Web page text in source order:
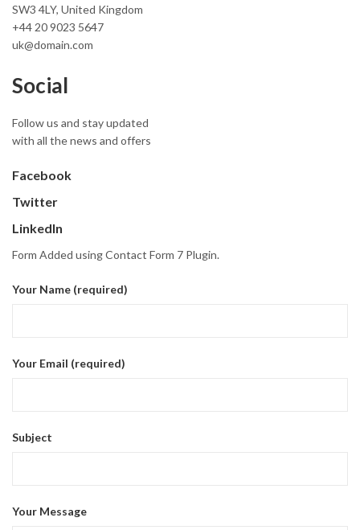
SW3 4LY, United Kingdom
+44 20 9023 5647
uk@domain.com
Social
Follow us and stay updated
with all the news and offers
Facebook
Twitter
LinkedIn
Form Added using Contact Form 7 Plugin.
Your Name (required)
Your Email (required)
Subject
Your Message